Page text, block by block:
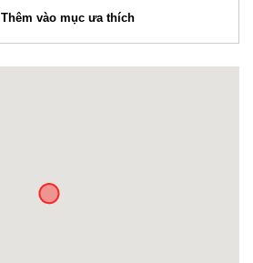
Thêm vào mục ưa thích